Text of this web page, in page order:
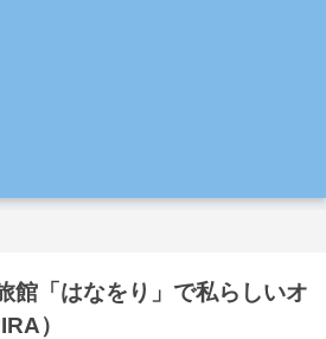
館「はなをり」で私らしいオ
）